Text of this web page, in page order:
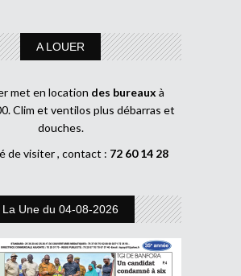
A LOUER
met en location des bureaux à
Clim et ventilos plus débarras et
douches.
de visiter , contact : 72 60 14 28
La Une du 04-08-2026